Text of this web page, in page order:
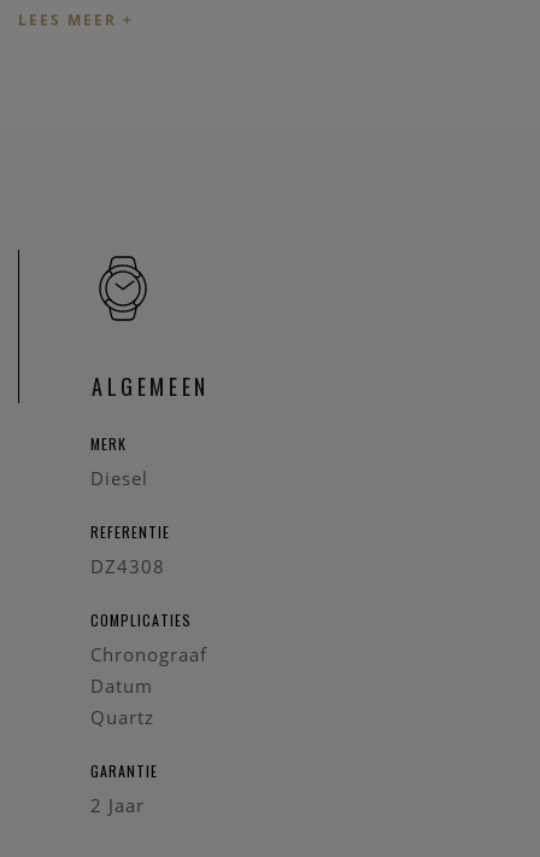
Heeft u later een probleem met het horloge, kan u steeds
ALGEMEEN
MERK
Diesel
REFERENTIE
DZ4308
COMPLICATIES
Chronograaf
Datum
Quartz
GARANTIE
2 Jaar